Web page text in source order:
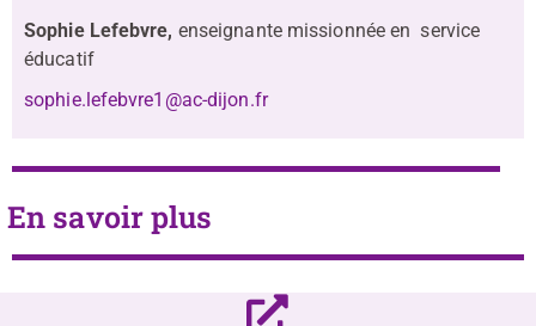
Sophie Lefebvre, enseignante missionnée en service
éducatif
sophie.lefebvre1@ac-dijon.fr
En savoir plus